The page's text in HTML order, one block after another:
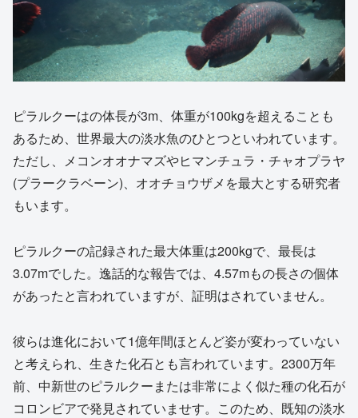
ピラルクーはの体長が3m、体重が100kgを超えることも
あるため、世界最大の淡水魚のひとつといわれています。
ただし、メコンオオナマズやヒマンチュラ・チャオプラヤ
(プラークラベーン)、オオチョウザメを最大とする研究者
もいます。
ピラルクーの記録された最大体重は200kgで、最長は
3.07mでした。逸話的な報告では、4.57mもの長さの個体
があったと言われていますが、証明はされていません。
彼らは進化において1億年間ほとんど姿が変わっていない
と考えられ、生きた化石とも言われています。2300万年
前、中新世のピラルクーまたは非常によく似た種の化石が
コロンビアで発見されていませす。このため、既知の淡水